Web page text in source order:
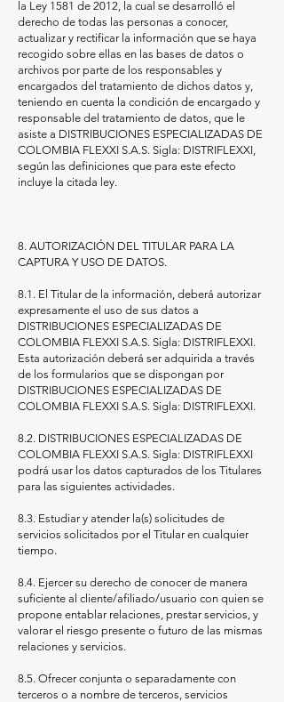
la Ley 1581 de 2012, la cual se desarrolló el
derecho de todas las personas a conocer,
actualizar y rectificar la información que se haya
recogido sobre ellas en las bases de datos o
archivos por parte de los responsables y
encargados del tratamiento de dichos datos y,
teniendo en cuenta la condición de encargado y
responsable del tratamiento de datos, que le
asiste a DISTRIBUCIONES ESPECIALIZADAS DE
COLOMBIA FLEXXI S.A.S. Sigla: DISTRIFLEXXI,
según las definiciones que para este efecto
incluye la citada ley.
8. AUTORIZACIÓN DEL TITULAR PARA LA
CAPTURA Y USO DE DATOS.
8.1. El Titular de la información, deberá autorizar
expresamente el uso de sus datos a
DISTRIBUCIONES ESPECIALIZADAS DE
COLOMBIA FLEXXI S.A.S. Sigla: DISTRIFLEXXI.
Esta autorización deberá ser adquirida a través
de los formularios que se dispongan por
DISTRIBUCIONES ESPECIALIZADAS DE
COLOMBIA FLEXXI S.A.S. Sigla: DISTRIFLEXXI.
8.2. DISTRIBUCIONES ESPECIALIZADAS DE
COLOMBIA FLEXXI S.A.S. Sigla: DISTRIFLEXXI
podrá usar los datos capturados de los Titulares
para las siguientes actividades.
8.3. Estudiar y atender la(s) solicitudes de
servicios solicitados por el Titular en cualquier
tiempo.
8.4. Ejercer su derecho de conocer de manera
suficiente al cliente/afiliado/usuario con quien se
propone entablar relaciones, prestar servicios, y
valorar el riesgo presente o futuro de las mismas
relaciones y servicios.
8.5. Ofrecer conjunta o separadamente con
terceros o a nombre de terceros, servicios